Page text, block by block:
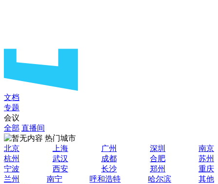
文档
专题
会议
全部 直播间
热门城市
北京
上海 广州 深圳
南京
杭州
武汉 成都 合肥
苏州
宁波
西安 长沙 郑州
重庆
兰州
南宁 呼和浩特 哈尔滨
其他